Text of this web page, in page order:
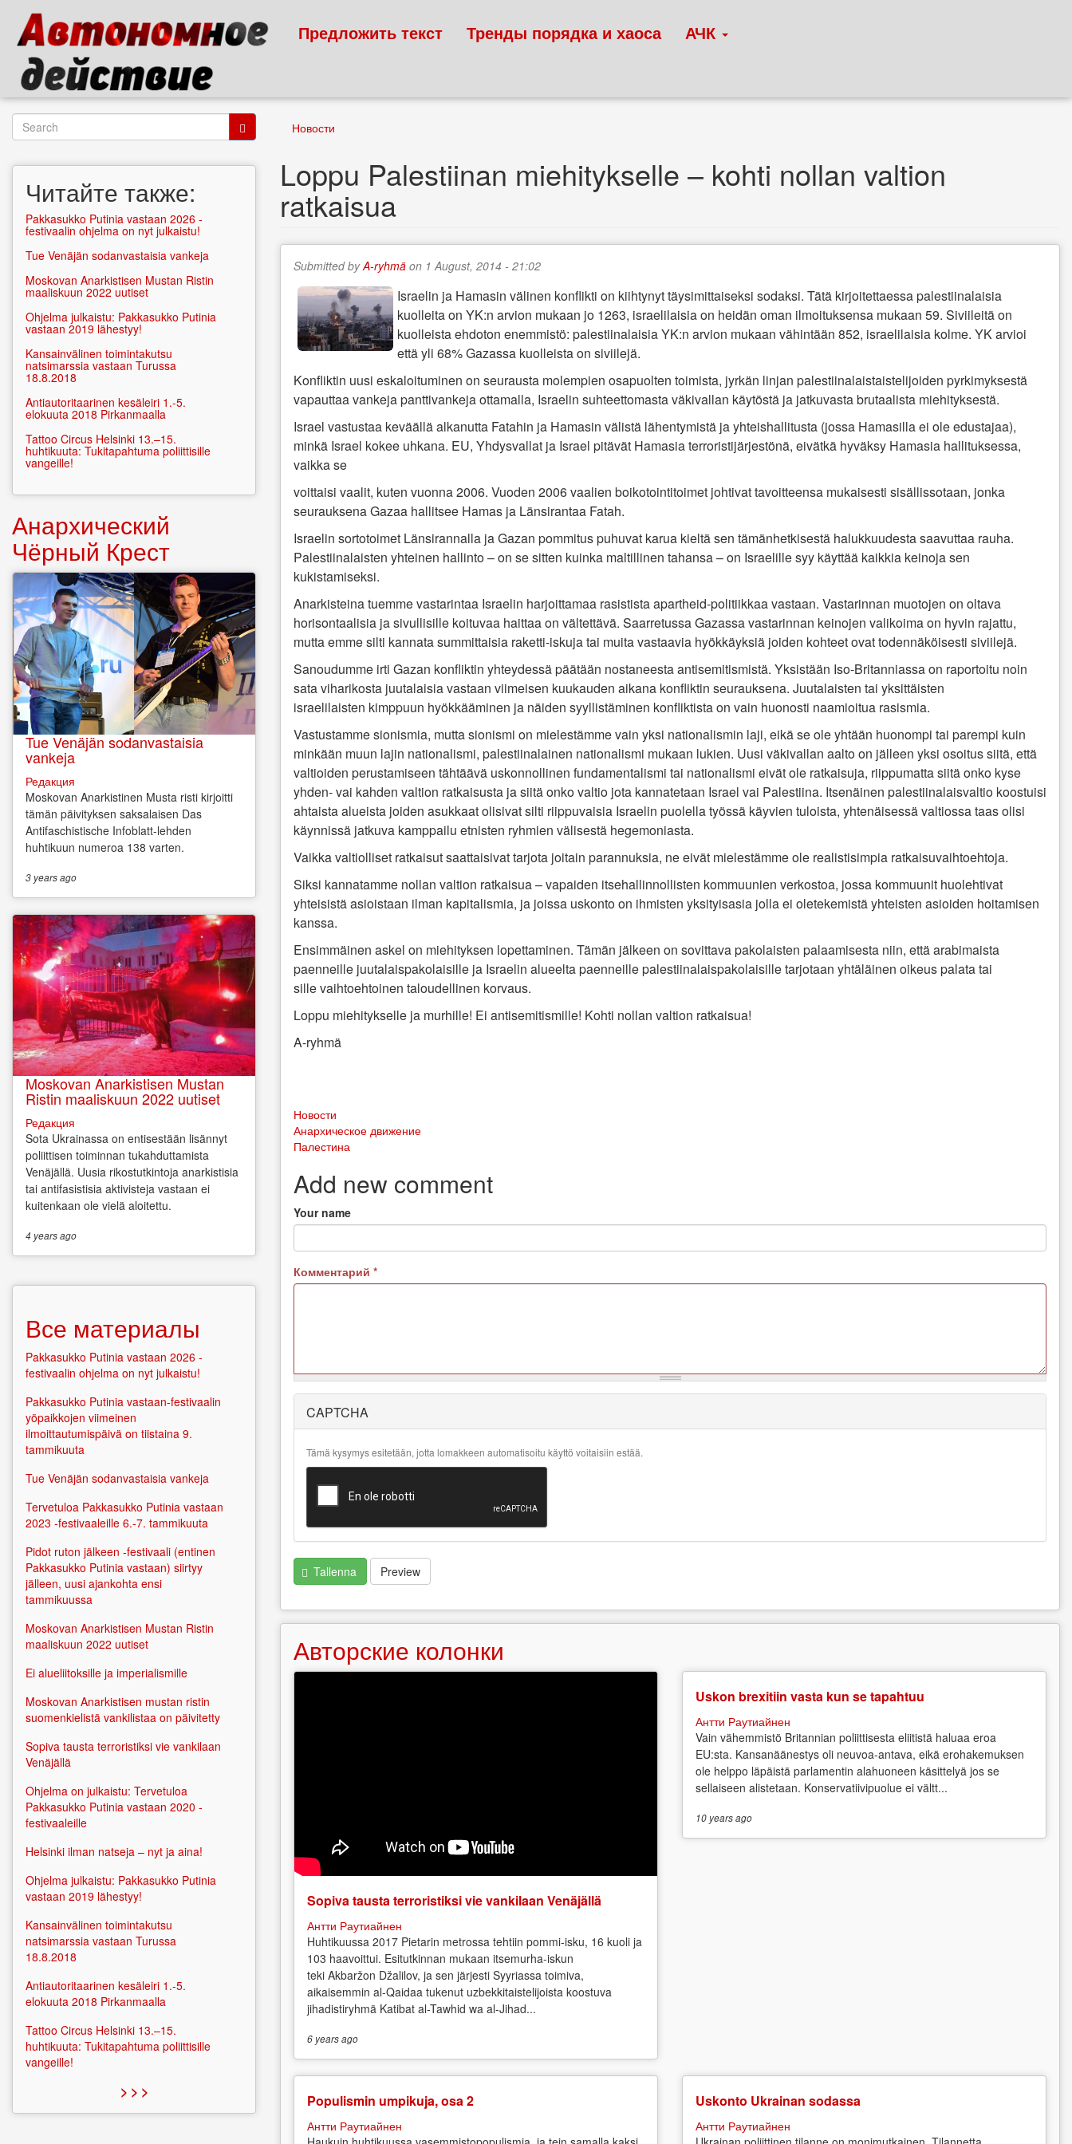
main
content
Предложить текст Тренды порядка и хаоса АЧК
Новости
Loppu Palestiinan miehitykselle – kohti nollan valtion
ratkaisua
Submitted byA-ryhmä on 1 August, 2014 - 21:02
Israelin ja Hamasin välinen konflikti on kiihtynyt täysimittaiseksi sodaksi. Tätä kirjoitettaessa palestiinalaisia
kuolleita on YK:n arvion mukaan jo 1263, israelilaisia on heidän oman ilmoituksensa mukaan 59. Siviileitä on
kuolleista ehdoton enemmistö: palestiinalaisia YK:n arvion mukaan vähintään 852, israelilaisia kolme. YK arvioi
että yli 68% Gazassa kuolleista on siviilejä.
Konfliktin uusi eskaloituminen on seurausta molempien osapuolten toimista, jyrkän linjan palestiinalaistaistelijoiden pyrkimyksestä
vapauttaa vankeja panttivankeja ottamalla, Israelin suhteettomasta väkivallan käytöstä ja jatkuvasta brutaalista miehityksestä.
Israel vastustaa keväällä alkanutta Fatahin ja Hamasin välistä lähentymistä ja yhteishallitusta (jossa Hamasilla ei ole edustajaa),
minkä Israel kokee uhkana. EU, Yhdysvallat ja Israel pitävät Hamasia terroristijärjestönä, eivätkä hyväksy Hamasia hallituksessa,
vaikka se
voittaisi vaalit, kuten vuonna 2006. Vuoden 2006 vaalien boikotointitoimet johtivat tavoitteensa mukaisesti sisällissotaan, jonka
seurauksena Gazaa hallitsee Hamas ja Länsirantaa Fatah.
Israelin sortotoimet Länsirannalla ja Gazan pommitus puhuvat karua kieltä sen tämänhetkisestä halukkuudesta saavuttaa rauha.
Palestiinalaisten yhteinen hallinto – on se sitten kuinka maltillinen tahansa – on Israelille syy käyttää kaikkia keinoja sen
kukistamiseksi.
Anarkisteina tuemme vastarintaa Israelin harjoittamaa rasistista apartheid-politiikkaa vastaan. Vastarinnan muotojen on oltava
horisontaalisia ja sivullisille koituvaa haittaa on vältettävä. Saarretussa Gazassa vastarinnan keinojen valikoima on hyvin rajattu,
mutta emme silti kannata summittaisia raketti-iskuja tai muita vastaavia hyökkäyksiä joiden kohteet ovat todennäköisesti siviilejä.
Sanoudumme irti Gazan konfliktin yhteydessä päätään nostaneestaantisemitismistä. Yksistään Iso-Britanniassa on raportoitu noin
sataviharikosta juutalaisia vastaan viimeisen kuukauden aikana konfliktin seurauksena. Juutalaisten tai yksittäisten
israelilaisten kimppuun hyökkääminen ja näiden syyllistäminen konfliktista on vain huonosti naamioitua rasismia.
Vastustamme sionismia, mutta sionismi on mielestämme vain yksi nationalismin laji, eikä se ole yhtään huonompi tai parempi kuin
minkään muun lajin nationalismi, palestiinalainen nationalismi mukaan lukien. Uusi väkivallan aalto on jälleen yksi osoitus siitä, että
valtioiden perustamiseen tähtäävä uskonnollinen fundamentalismi tai nationalismi eivät ole ratkaisuja, riippumatta siitä onko kyse
yhden- vai kahden valtion ratkaisusta ja siitä onko valtio jota kannatetaan Israel vai Palestiina. Itsenäinen palestiinalaisvaltio koostuisi
ahtaista alueista joiden asukkaat olisivat silti riippuvaisia Israelin puolella työssä käyvien tuloista, yhtenäisessä valtiossa taas olisi
käynnissä jatkuva kamppailu etnisten ryhmien välisestä hegemoniasta.
Vaikka valtiolliset ratkaisut saattaisivat tarjota joitain parannuksia, ne eivät mielestämme ole realistisimpia ratkaisuvaihtoehtoja.
Siksi kannatamme nollan valtion ratkaisua – vapaiden itsehallinnollisten kommuunien verkostoa, jossa kommuunit huolehtivat
yhteisistä asioistaan ilman kapitalismia, ja joissa uskonto on ihmisten yksityisasia jolla ei oletekemistä yhteisten asioiden hoitamisen
kanssa.
Ensimmäinen askel on miehityksen lopettaminen. Tämän jälkeen on sovittava pakolaisten palaamisesta niin, että arabimaista
paenneille juutalaispakolaisille ja Israelin alueelta paenneillepalestiinalaispakolaisille tarjotaan yhtäläinen oikeus palata tai
sillevaihtoehtoinen taloudellinen korvaus.
Loppu miehitykselle ja murhille! Ei antisemitismille! Kohti nollan valtion ratkaisua!
A-ryhmä
Новости
Анархическое движение
Палестина
Add new comment
Your name
Комментарий *
about text
CAPTCHA
Tämä kysymys esitetään, jotta lomakkeen automatisoitu käyttö voitaisiin estää.
Tallenna Preview
Авторские колонки
Sopiva tausta terroristiksi vie vankilaan Venäjällä
Антти Раутиайнен
Huhtikuussa 2017 Pietarin metrossa tehtiin pommi-isku, 16 kuoli ja
103 haavoittui. Esitutkinnan mukaan itsemurha-iskun
teki Akbaržon Džalilov, ja sen järjesti Syyriassa toimiva,
aikaisemmin al-Qaidaa tukenut uzbekkitaistelijoista koostuva
jihadistiryhmä Katibat al-Tawhid wa al-Jihad...
6 yearsago
Uskon brexitiin vasta kun se tapahtuu
Антти Раутиайнен
Vain vähemmistö Britannian poliittisesta eliitistä haluaa eroa
EU:sta. Kansanäänestys oli neuvoa-antava, eikä erohakemuksen
ole helppo läpäistä parlamentin alahuoneen käsittelyä jos se
sellaiseen alistetaan. Konservatiivipuolue ei vältt...
10 yearsago
Populismin umpikuja, osa 2
Антти Раутиайнен
Uskonto Ukrainan sodassa
Антти Раутиайнен
Search
Читайте также:
Pakkasukko Putinia vastaan 2026 -
festivaalin ohjelma on nyt julkaistu!
Tue Venäjän sodanvastaisia vankeja
Moskovan Anarkistisen Mustan Ristin
maaliskuun 2022 uutiset
Ohjelma julkaistu: Pakkasukko Putinia
vastaan 2019 lähestyy!
Kansainvälinen toimintakutsu
natsimarssia vastaan Turussa
18.8.2018
Antiautoritaarinen kesäleiri 1.-5.
elokuuta 2018 Pirkanmaalla
Tattoo Circus Helsinki 13.–15.
huhtikuuta: Tukitapahtuma poliittisille
vangeille!
Анархический
Чёрный Крест
Tue Venäjän sodanvastaisia
vankeja
Редакция
Moskovan Anarkistinen Musta risti kirjoitti
tämän päivityksen saksalaisen Das
Antifaschistische Infoblatt-lehden
huhtikuun numeroa 138 varten.
3 yearsago
Moskovan Anarkistisen Mustan
Ristin maaliskuun 2022 uutiset
Редакция
Sota Ukrainassa on entisestään lisännyt
poliittisen toiminnan tukahduttamista
Venäjällä. Uusia rikostutkintoja anarkistisia
tai antifasistisia aktivisteja vastaan ei
kuitenkaan ole vielä aloitettu.
4 yearsago
Все материалы
Pakkasukko Putinia vastaan 2026 -
festivaalin ohjelma on nyt julkaistu!
Pakkasukko Putinia vastaan-festivaalin
yöpaikkojen viimeinen
ilmoittautumispäivä on tiistaina 9.
tammikuuta
Tue Venäjän sodanvastaisia vankeja
Tervetuloa Pakkasukko Putinia vastaan
2023 -festivaaleille 6.-7. tammikuuta
Pidot ruton jälkeen -festivaali (entinen
Pakkasukko Putinia vastaan) siirtyy
jälleen, uusi ajankohta ensi
tammikuussa
Moskovan Anarkistisen Mustan Ristin
maaliskuun 2022 uutiset
Ei alueliitoksille ja imperialismille
Moskovan Anarkistisen mustan ristin
suomenkielistä vankilistaa on päivitetty
Sopiva tausta terroristiksi vie vankilaan
Venäjällä
Ohjelma on julkaistu: Tervetuloa
Pakkasukko Putinia vastaan 2020 -
festivaaleille
Helsinki ilman natseja – nyt ja aina!
Ohjelma julkaistu: Pakkasukko Putinia
vastaan 2019 lähestyy!
Kansainvälinen toimintakutsu
natsimarssia vastaan Turussa
18.8.2018
Antiautoritaarinen kesäleiri 1.-5.
elokuuta 2018 Pirkanmaalla
Tattoo Circus Helsinki 13.–15.
huhtikuuta: Tukitapahtuma poliittisille
vangeille!
> > >